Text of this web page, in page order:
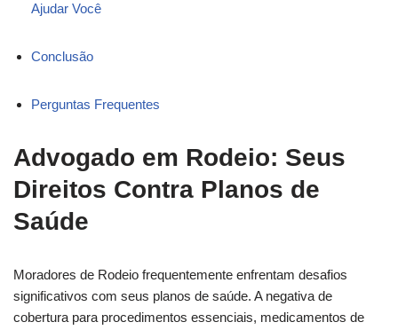
Ajudar Você
Conclusão
Perguntas Frequentes
Advogado em Rodeio: Seus
Direitos Contra Planos de
Saúde
Moradores de Rodeio frequentemente enfrentam desafios
significativos com seus planos de saúde. A negativa de
cobertura para procedimentos essenciais, medicamentos de